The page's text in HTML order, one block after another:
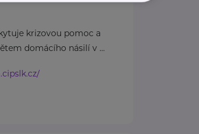
krizovou pomoc a
domácího násilí v ...